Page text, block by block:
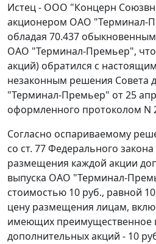
Истец - ООО "Концерн
акционером ОАО "Терминал-
обладая 70.437
ОАО "Терминал-Премьер", что
акций) обратился с
незаконным решения Совета
"Терминал-Премьер" от 25
оформленного протоколом N
Согласно оспариваемому
со ст. 77Федерального
размещения каждой акции
выпуска ОАО "Терминал-
стоимостью 10 руб., равной
цену размещения лицам,
имеющих преимущественное
дополнительных акций - 10